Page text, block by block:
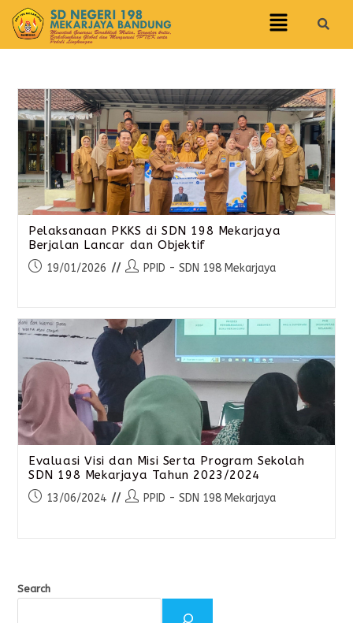
Pelaksanaan PKKS di SDN 198 Mekarjaya
Berjalan Lancar dan Objektif
19/01/2026 PPID - SDN 198 Mekarjaya
Evaluasi Visi dan Misi Serta Program Sekolah
SDN 198 Mekarjaya Tahun 2023/2024
13/06/2024 PPID - SDN 198 Mekarjaya
Search